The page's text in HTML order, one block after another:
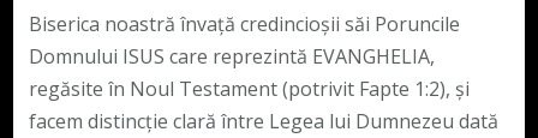
Biserica noastră învață credincioșii săi Poruncile
Domnului ISUS care reprezintă EVANGHELIA,
regăsite în Noul Testament (potrivit Fapte 1:2), și
facem distincție clară între Legea lui Dumnezeu dată